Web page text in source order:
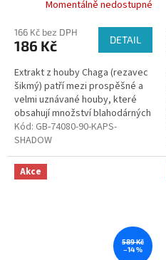
Momentálně nedostupné
166 Kč bez DPH
186 Kč DETAIL
Extrakt z houby Chaga (rezavec
šikmý) patří mezi prospěšné a
velmi uznávané houby, které
obsahují množství blahodárných
látek. Je spojována především s
potenciálním vlivem na...
Kód: GB-74080-90-KAPS-
SHADOW
Akce
589 Kč
–14 %